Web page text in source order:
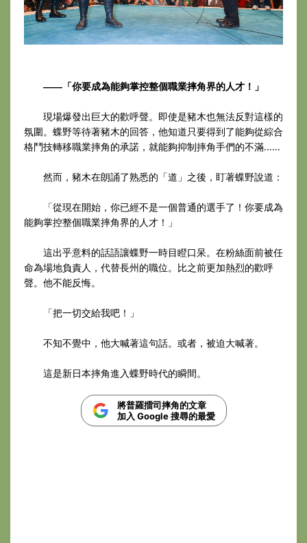
――「你要成為能夠掌控整個職業摔角界的人才！」
現場爆發出巨大的歡呼聲。即使是豬木也無法反對這樣的
氛圍。蝶野等待著豬木的回答，他知道只要得到了能夠從綜合
格鬥技轉移職業摔角的承諾，就能夠抑制摔角手們的不滿......
然而，豬木在朗誦了熟悉的「道」之後，盯著蝶野說道：
「從現在開始，你已經不是一個普通的選手了！你要成為
能夠掌控整個職業摔角界的人才！」
這出乎意料的話語讓蝶野一時目瞪口呆。在粉絲面前被任
命為場地負責人，代替長州的職位。比之前更加熱烈的歡呼
聲。他不能反悔。
「把一切交給我吧！」
不知不覺中，他大喊著這句話。或者，被迫大喊著。
這是新日本摔角進入蝶野時代的瞬間。
將普羅擂司摔角的文章
加入 Google 搜尋的最愛